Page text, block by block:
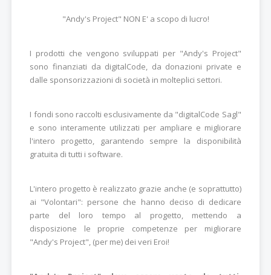
"Andy's Project" NON E' a scopo di lucro!
I prodotti che vengono sviluppati per "Andy's Project"
sono finanziati da digitalCode, da donazioni private e
dalle sponsorizzazioni di società in molteplici settori.
I fondi sono raccolti esclusivamente da "digitalCode Sagl"
e sono interamente utilizzati per ampliare e migliorare
l'intero progetto, garantendo sempre la disponibilità
gratuita di tutti i software.
L'intero progetto è realizzato grazie anche (e soprattutto)
ai "Volontari": persone che hanno deciso di dedicare
parte del loro tempo al progetto, mettendo a
disposizione le proprie competenze per migliorare
"Andy's Project", (per me) dei veri Eroi!